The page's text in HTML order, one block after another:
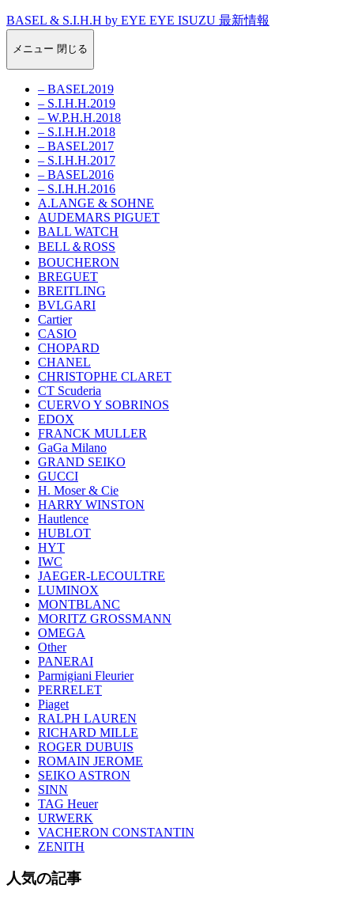
BASEL & S.I.H.H by EYE EYE ISUZU 最新情報
メニュー 閉じる
– BASEL2019
– S.I.H.H.2019
– W.P.H.H.2018
– S.I.H.H.2018
– BASEL2017
– S.I.H.H.2017
– BASEL2016
– S.I.H.H.2016
A.LANGE & SOHNE
AUDEMARS PIGUET
BALL WATCH
BELL＆ROSS
BOUCHERON
BREGUET
BREITLING
BVLGARI
Cartier
CASIO
CHOPARD
CHANEL
CHRISTOPHE CLARET
CT Scuderia
CUERVO Y SOBRINOS
EDOX
FRANCK MULLER
GaGa Milano
GRAND SEIKO
GUCCI
H. Moser & Cie
HARRY WINSTON
Hautlence
HUBLOT
HYT
IWC
JAEGER-LECOULTRE
LUMINOX
MONTBLANC
MORITZ GROSSMANN
OMEGA
Other
PANERAI
Parmigiani Fleurier
PERRELET
Piaget
RALPH LAUREN
RICHARD MILLE
ROGER DUBUIS
ROMAIN JEROME
SEIKO ASTRON
SINN
TAG Heuer
URWERK
VACHERON CONSTANTIN
ZENITH
人気の記事